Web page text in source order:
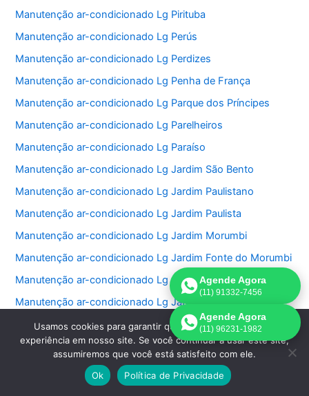
Manutenção ar-condicionado Lg Pirituba
Manutenção ar-condicionado Lg Perús
Manutenção ar-condicionado Lg Perdizes
Manutenção ar-condicionado Lg Penha de França
Manutenção ar-condicionado Lg Parque dos Príncipes
Manutenção ar-condicionado Lg Parelheiros
Manutenção ar-condicionado Lg Paraíso
Manutenção ar-condicionado Lg Jardim São Bento
Manutenção ar-condicionado Lg Jardim Paulistano
Manutenção ar-condicionado Lg Jardim Paulista
Manutenção ar-condicionado Lg Jardim Morumbi
Manutenção ar-condicionado Lg Jardim Fonte do Morumbi
Manutenção ar-condicionado Lg Jardim Europa
Manutenção ar-condicionado Lg Jardim das Perdizes
Manutenção ar-condicionado Lg Jardim das Acacias
Manutenção ar-condicionado Lg Jardim da Saúde
Manutenção ar-condicionado Lg Jardim Bonfiglioli
Agende Agora
(11) 91332-7456
Agende Agora
(11) 96231-1982
Usamos cookies para garantir que oferecemos a melhor
experiência em nosso site. Se você continuar a usar este site,
assumiremos que você está satisfeito com ele.
Ok
Política de Privacidade